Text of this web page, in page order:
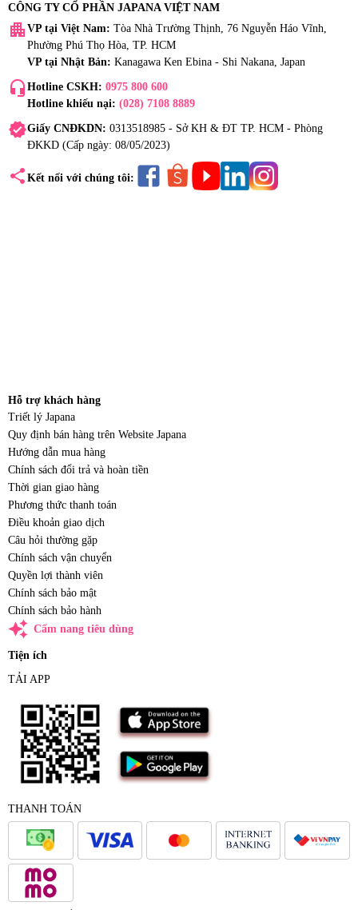
CÔNG TY CỔ PHẦN JAPANA VIỆT NAM
apartment VP tại Việt Nam: Tòa Nhà Trường Thịnh, 76 Nguyễn Háo Vĩnh,
Phường Phú Thọ Hòa, TP. HCM
VP tại Nhật Bản: Kanagawa Ken Ebina - Shi Nakana, Japan
headset_mic Hotline CSKH: 0975 800 600
Hotline khiếu nại: (028) 7108 8889
verifiedGiấy CNĐKDN: 0313518985 - Sở KH & ĐT TP. HCM - Phòng
ĐKKD (Cấp ngày: 08/05/2023)
share Kết nối với chúng tôi:
Hỗ trợ khách hàng
Triết lý Japana
Quy định bán hàng trên Website Japana
Hướng dẫn mua hàng
Chính sách đổi trả và hoàn tiền
Thời gian giao hàng
Phương thức thanh toán
Điều khoản giao dịch
Câu hỏi thường gặp
Chính sách vận chuyển
Quyền lợi thành viên
Chính sách bảo mật
Chính sách bảo hành
auto_awesome Cẩm nang tiêu dùng
Tiện ích
TẢI APP
THANH TOÁN